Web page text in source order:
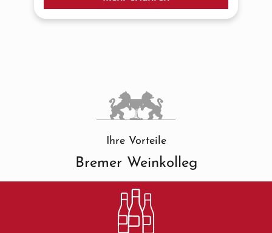
Ihre Vorteile
Bremer Weinkolleg